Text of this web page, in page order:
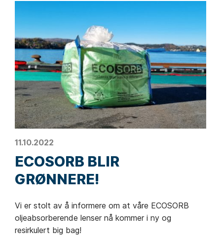
11.10.2022
ECOSORB BLIR
GRØNNERE!
Vi er stolt av å informere om at våre ECOSORB
oljeabsorberende lenser nå kommer i ny og
resirkulert big bag!